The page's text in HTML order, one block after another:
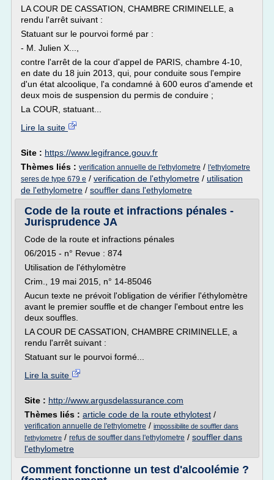
LA COUR DE CASSATION, CHAMBRE CRIMINELLE, a
rendu l'arrêt suivant :
Statuant sur le pourvoi formé par :
- M. Julien X...,
contre l'arrêt de la cour d'appel de PARIS, chambre 4-10,
en date du 18 juin 2013, qui, pour conduite sous l'empire
d'un état alcoolique, l'a condamné à 600 euros d'amende et
deux mois de suspension du permis de conduire ;
La COUR, statuant...
Lire la suite
Site : https://www.legifrance.gouv.fr
Thèmes liés : verification annuelle de l'ethylometre / l'ethylometre
seres de type 679 e / verification de l'ethylometre / utilisation
de l'ethylometre / souffler dans l'ethylometre
Code de la route et infractions pénales -
Jurisprudence JA
Code de la route et infractions pénales
06/2015 - n° Revue : 874
Utilisation de l'éthylomètre
Crim., 19 mai 2015, n° 14-85046
Aucun texte ne prévoit l'obligation de vérifier l'éthy­lomètre
avant le premier souffle et de changer l'embout entre les
deux souffles.
LA COUR DE CASSATION, CHAMBRE CRIMINELLE, a
rendu l'arrêt suivant :
Statuant sur le pourvoi formé...
Lire la suite
Site : http://www.argusdelassurance.com
Thèmes liés : article code de la route ethylotest /
verification annuelle de l'ethylometre / impossibilite de souffler dans
l'ethylometre / refus de souffler dans l'ethylometre / souffler dans
l'ethylometre
Comment fonctionne un test d'alcoolémie ?